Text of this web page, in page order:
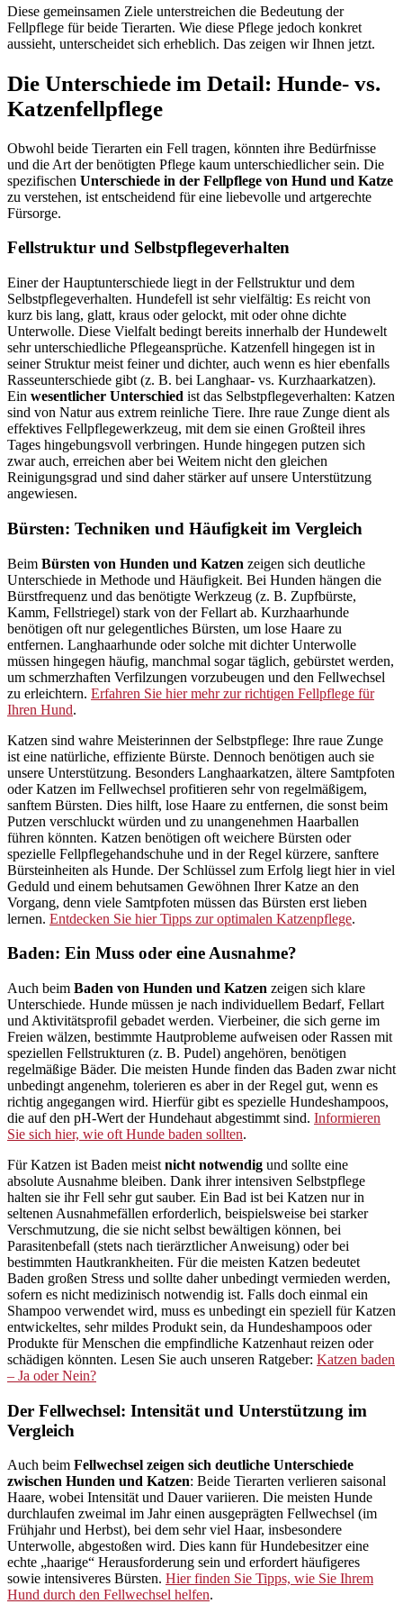
Diese gemeinsamen Ziele unterstreichen die Bedeutung der
Fellpflege für beide Tierarten. Wie diese Pflege jedoch konkret
aussieht, unterscheidet sich erheblich. Das zeigen wir Ihnen jetzt.
Die Unterschiede im Detail: Hunde- vs.
Katzenfellpflege
Obwohl beide Tierarten ein Fell tragen, könnten ihre Bedürfnisse
und die Art der benötigten Pflege kaum unterschiedlicher sein. Die
spezifischen Unterschiede in der Fellpflege von Hund und Katze
zu verstehen, ist entscheidend für eine liebevolle und artgerechte
Fürsorge.
Fellstruktur und Selbstpflegeverhalten
Einer der Hauptunterschiede liegt in der Fellstruktur und dem
Selbstpflegeverhalten. Hundefell ist sehr vielfältig: Es reicht von
kurz bis lang, glatt, kraus oder gelockt, mit oder ohne dichte
Unterwolle. Diese Vielfalt bedingt bereits innerhalb der Hundewelt
sehr unterschiedliche Pflegeansprüche. Katzenfell hingegen ist in
seiner Struktur meist feiner und dichter, auch wenn es hier ebenfalls
Rasseunterschiede gibt (z. B. bei Langhaar- vs. Kurzhaarkatzen).
Ein wesentlicher Unterschied ist das Selbstpflegeverhalten: Katzen
sind von Natur aus extrem reinliche Tiere. Ihre raue Zunge dient als
effektives Fellpflegewerkzeug, mit dem sie einen Großteil ihres
Tages hingebungsvoll verbringen. Hunde hingegen putzen sich
zwar auch, erreichen aber bei Weitem nicht den gleichen
Reinigungsgrad und sind daher stärker auf unsere Unterstützung
angewiesen.
Bürsten: Techniken und Häufigkeit im Vergleich
Beim Bürsten von Hunden und Katzen zeigen sich deutliche
Unterschiede in Methode und Häufigkeit. Bei Hunden hängen die
Bürstfrequenz und das benötigte Werkzeug (z. B. Zupfbürste,
Kamm, Fellstriegel) stark von der Fellart ab. Kurzhaarhunde
benötigen oft nur gelegentliches Bürsten, um lose Haare zu
entfernen. Langhaarhunde oder solche mit dichter Unterwolle
müssen hingegen häufig, manchmal sogar täglich, gebürstet werden,
um schmerzhaften Verfilzungen vorzubeugen und den Fellwechsel
zu erleichtern. Erfahren Sie hier mehr zur richtigen Fellpflege für
Ihren Hund.
Katzen sind wahre Meisterinnen der Selbstpflege: Ihre raue Zunge
ist eine natürliche, effiziente Bürste. Dennoch benötigen auch sie
unsere Unterstützung. Besonders Langhaarkatzen, ältere Samtpfoten
oder Katzen im Fellwechsel profitieren sehr von regelmäßigem,
sanftem Bürsten. Dies hilft, lose Haare zu entfernen, die sonst beim
Putzen verschluckt würden und zu unangenehmen Haarballen
führen könnten. Katzen benötigen oft weichere Bürsten oder
spezielle Fellpflegehandschuhe und in der Regel kürzere, sanftere
Bürsteinheiten als Hunde. Der Schlüssel zum Erfolg liegt hier in viel
Geduld und einem behutsamen Gewöhnen Ihrer Katze an den
Vorgang, denn viele Samtpfoten müssen das Bürsten erst lieben
lernen. Entdecken Sie hier Tipps zur optimalen Katzenpflege.
Baden: Ein Muss oder eine Ausnahme?
Auch beim Baden von Hunden und Katzen zeigen sich klare
Unterschiede. Hunde müssen je nach individuellem Bedarf, Fellart
und Aktivitätsprofil gebadet werden. Vierbeiner, die sich gerne im
Freien wälzen, bestimmte Hautprobleme aufweisen oder Rassen mit
speziellen Fellstrukturen (z. B. Pudel) angehören, benötigen
regelmäßige Bäder. Die meisten Hunde finden das Baden zwar nicht
unbedingt angenehm, tolerieren es aber in der Regel gut, wenn es
richtig angegangen wird. Hierfür gibt es spezielle Hundeshampoos,
die auf den pH-Wert der Hundehaut abgestimmt sind. Informieren
Sie sich hier, wie oft Hunde baden sollten.
Für Katzen ist Baden meist nicht notwendig und sollte eine
absolute Ausnahme bleiben. Dank ihrer intensiven Selbstpflege
halten sie ihr Fell sehr gut sauber. Ein Bad ist bei Katzen nur in
seltenen Ausnahmefällen erforderlich, beispielsweise bei starker
Verschmutzung, die sie nicht selbst bewältigen können, bei
Parasitenbefall (stets nach tierärztlicher Anweisung) oder bei
bestimmten Hautkrankheiten. Für die meisten Katzen bedeutet
Baden großen Stress und sollte daher unbedingt vermieden werden,
sofern es nicht medizinisch notwendig ist. Falls doch einmal ein
Shampoo verwendet wird, muss es unbedingt ein speziell für Katzen
entwickeltes, sehr mildes Produkt sein, da Hundeshampoos oder
Produkte für Menschen die empfindliche Katzenhaut reizen oder
schädigen könnten. Lesen Sie auch unseren Ratgeber: Katzen baden
– Ja oder Nein?
Der Fellwechsel: Intensität und Unterstützung im
Vergleich
Auch beim Fellwechsel zeigen sich deutliche Unterschiede
zwischen Hunden und Katzen: Beide Tierarten verlieren saisonal
Haare, wobei Intensität und Dauer variieren. Die meisten Hunde
durchlaufen zweimal im Jahr einen ausgeprägten Fellwechsel (im
Frühjahr und Herbst), bei dem sehr viel Haar, insbesondere
Unterwolle, abgestoßen wird. Dies kann für Hundebesitzer eine
echte „haarige“ Herausforderung sein und erfordert häufigeres
sowie intensiveres Bürsten. Hier finden Sie Tipps, wie Sie Ihrem
Hund durch den Fellwechsel helfen.